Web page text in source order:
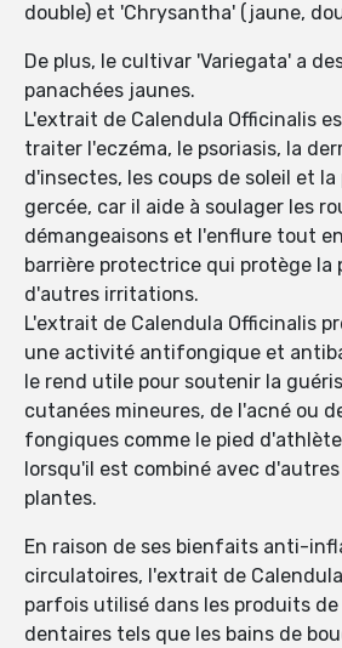
double) et 'Chrysantha' (jaune,
De plus, le cultivar 'Variegata' a
panachées jaunes.
L'extrait de Calendula Officinalis
traiter l'eczéma, le psoriasis, la
d'insectes, les coups de soleil et la
gercée, car il aide à soulager les
démangeaisons et l'enflure tout
barrière protectrice qui protège la
d'autres irritations.
L'extrait de Calendula Officinalis
une activité antifongique et
le rend utile pour soutenir la
cutanées mineures, de l'acné ou
fongiques comme le pied
lorsqu'il est combiné avec
plantes.
En raison de ses bienfaits anti-
circulatoires, l'extrait de
parfois utilisé dans les produits
dentaires tels que les bains de